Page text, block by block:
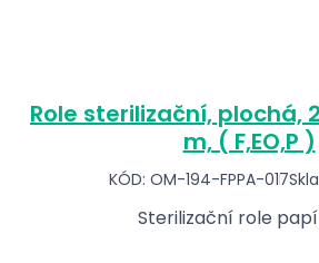
Role sterilizační, plochá,
m, ( F,EO,P )
KÓD: OM-194-FPPA-017
Sterilizační role